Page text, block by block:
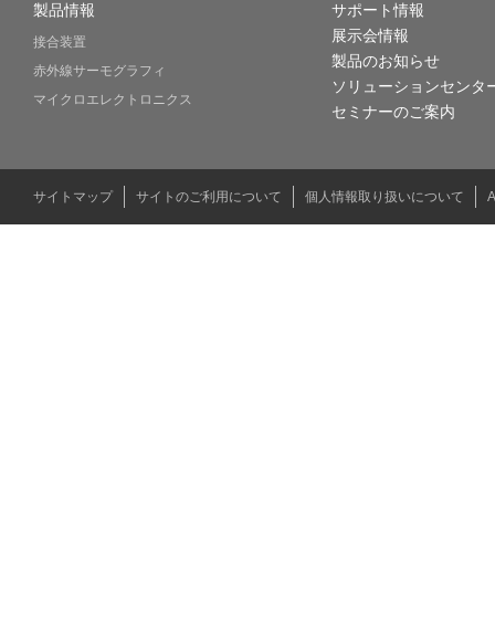
製品情報
接合装置
赤外線サーモグラフィ
マイクロエレクトロニクス
サポート情報
展示会情報
製品のお知らせ
ソリューションセンタ
セミナーのご案内
サイトマップ サイトのご利用について 個人情報取り扱いについて